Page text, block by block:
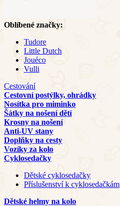
Oblíbené značky:
Tudore
Little Dutch
Jouéco
Vulli
Cestování
Cestovní postýlky, ohrádky
Nosítka pro miminko
Šátky na nošení dětí
Krosny na nošení
Anti-UV stany
Doplňky na cesty
Vozíky za kolo
Cyklosedačky
Dětské cyklosedačky
Příslušenství k cyklosedačkám
Dětské helmy na kolo